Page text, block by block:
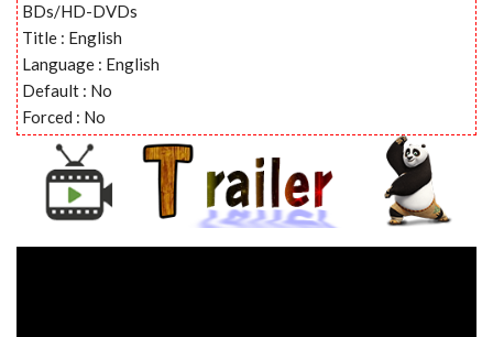
BDs/HD-DVDs
Title : English
Language : English
Default : No
Forced : No